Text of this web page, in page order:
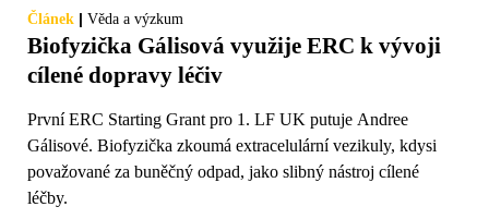
Článek | Věda a výzkum
Biofyzička Gálisová využije ERC k vývoji
cílené dopravy léčiv
První ERC Starting Grant pro 1. LF UK putuje Andree
Gálisové. Biofyzička zkoumá extracelulární vezikuly, kdysi
považované za buněčný odpad, jako slibný nástroj cílené
léčby.